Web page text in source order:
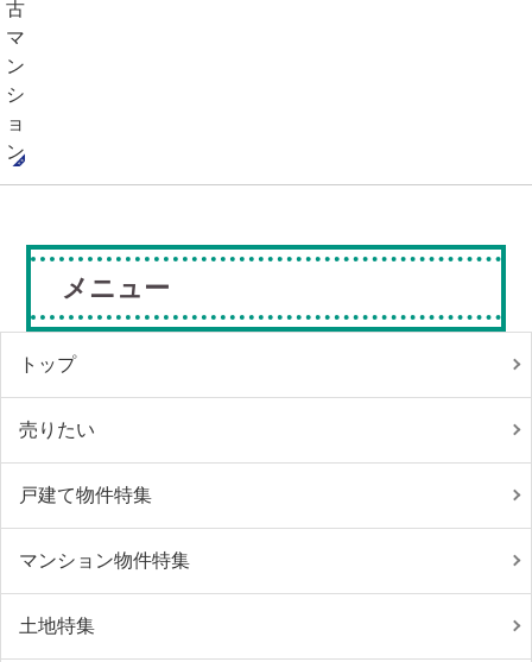
メニュー
トップ
売りたい
戸建て物件特集
マンション物件特集
土地特集